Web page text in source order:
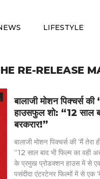
LIFESTYLE
RE-RELEASE
बालाजी मोशन पिक्चर्स की
हाउसफुल शो: “12 साल
बरकरार!”
बालाजी मोशन पिक्चर्स की ‘मैं तेरा
“12 साल बाद भी फिल्म का वही
के प्रमुख प्रोडक्शन हाउस में से
पसंदीदा एंटरटेनर फिल्मों में से एक